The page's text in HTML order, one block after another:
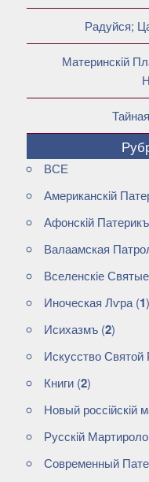
Радуйся;
Материнскiй
ВСЕ
Американскiй
Афонскiй Патерикъ
Валаамская
Вселенскiе Святые
Иноческая Лѵра(1)
Исихазмъ(2)
Искусство Святой
Книги(2)
Новый россiйскiй
Русскiй
Современный